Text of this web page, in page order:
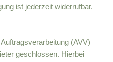
ist jederzeit widerrufbar.
(AVV)
geschlossen. Hierbei